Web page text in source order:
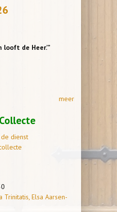
de Heer.’”
meer
dienst
Elsa Aarsen-